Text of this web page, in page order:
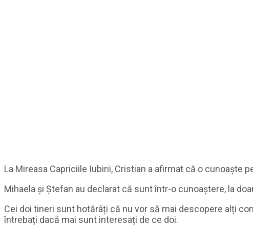
La Mireasa Capriciile Iubirii, Cristian a afirmat că o cunoaște
Mihaela și Ștefan au declarat că sunt într-o cunoaștere, la
Cei doi tineri sunt hotărâți că nu vor să mai descopere alți
întrebați dacă mai sunt interesați de ce doi.